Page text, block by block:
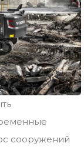
сооружений